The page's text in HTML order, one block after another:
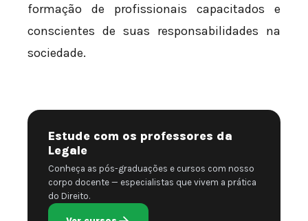
formação de profissionais capacitados e
conscientes de suas responsabilidades na
sociedade.
Estude com os professores da
Legale
Conheça as pós-graduações e cursos com nosso
corpo docente — especialistas que vivem a prática
do Direito.